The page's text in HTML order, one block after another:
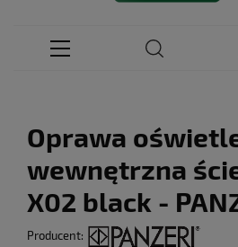
Oprawa
wewnętrzna
X02 black -
Producent: